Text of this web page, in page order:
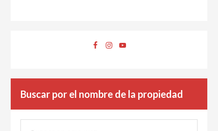
Buscar por el nombre de la propiedad